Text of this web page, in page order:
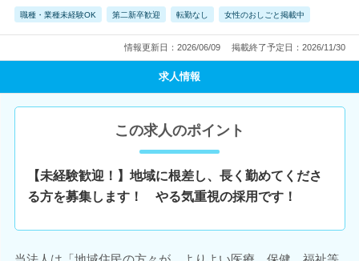
職種・業種未経験OK 第二新卒歓迎 転勤なし 女性のおしごと掲載中
情報更新日：2026/06/09 掲載終了予定日：2026/11/30
求人情報
この求人のポイント
【未経験歓迎！】地域に根差し、長く勤めてくださ
る方を募集します！ やる気重視の採用です！